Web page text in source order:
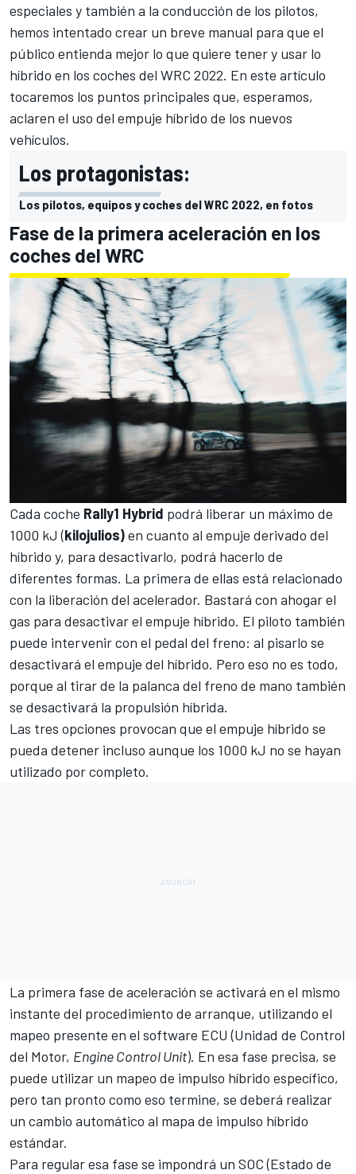
especiales y también a la conducción de los pilotos,
hemos intentado crear un breve manual para que el
público entienda mejor lo que quiere tener y usar lo
híbrido en los coches del WRC 2022. En este artículo
tocaremos los puntos principales que, esperamos,
aclaren el uso del empuje híbrido de los nuevos
vehículos.
Los protagonistas:
Los pilotos, equipos y coches del WRC 2022, en fotos
Fase de la primera aceleración en los
coches del WRC
Cada coche Rally1 Hybrid podrá liberar un máximo de
1000 kJ (kilojulios)en cuanto al empuje derivado del
híbrido y, para desactivarlo, podrá hacerlo de
diferentes formas. La primera de ellas está relacionado
con la liberación del acelerador. Bastará con ahogar el
gas para desactivar el empuje híbrido. El piloto también
puede intervenir con el pedal del freno: al pisarlo se
desactivará el empuje del híbrido. Pero eso no es todo,
porque al tirar de la palanca del freno de mano también
se desactivará la propulsión híbrida.
Las tres opciones provocan que el empuje híbrido se
pueda detener incluso aunque los 1000 kJ no se hayan
utilizado por completo.
La primera fase de aceleración se activará en el mismo
instante del procedimiento de arranque, utilizando el
mapeo presente en el software ECU (Unidad de Control
del Motor, Engine Control Unit). En esa fase precisa, se
puede utilizar un mapeo de impulso híbrido específico,
pero tan pronto como eso termine, se deberá realizar
un cambio automático al mapa de impulso híbrido
estándar.
Para regular esa fase se impondrá un SOC (Estado de